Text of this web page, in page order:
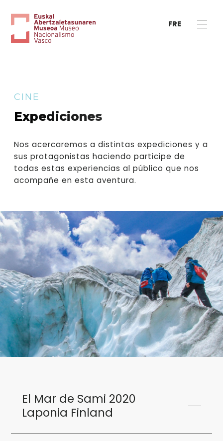
FRE
CINE
Expediciones
Nos acercaremos a distintas expediciones y a
sus protagonistas haciendo participe de
todas estas experiencias al público que nos
acompañe en esta aventura.
El Mar de Sami 2020
Laponia Finland